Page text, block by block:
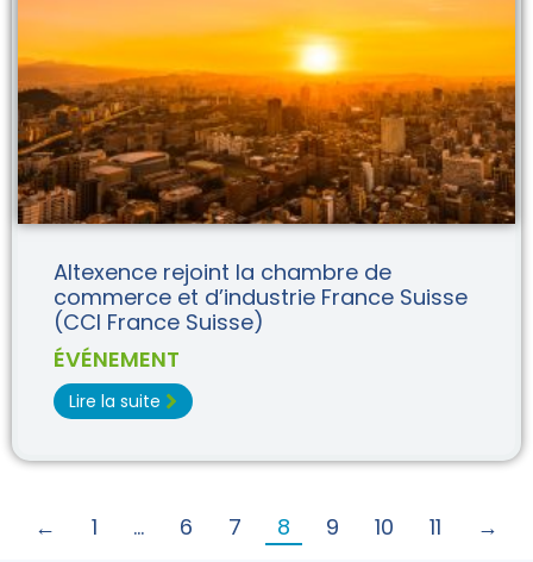
Altexence rejoint la chambre de
commerce et d’industrie France Suisse
(CCI France Suisse)
ÉVÉNEMENT
Lire la suite
← 1 … 6 7 8 9 10 11 →